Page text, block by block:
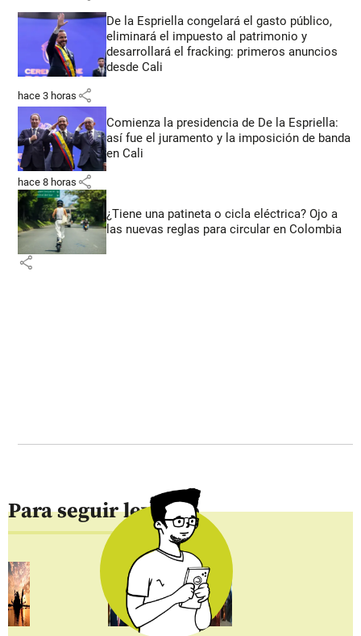
De la Espriella congelará el gasto público,
eliminará el impuesto al patrimonio y
desarrollará el fracking: primeros anuncios
desde Cali
hace 3 horas share
Comienza la presidencia de De la Espriella:
así fue el juramento y la imposición de banda
en Cali
hace 8 horas share
¿Tiene una patineta o cicla eléctrica? Ojo a
las nuevas reglas para circular en Colombia
share
Para seguir leyendo